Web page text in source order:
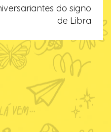
do signo
de Libra